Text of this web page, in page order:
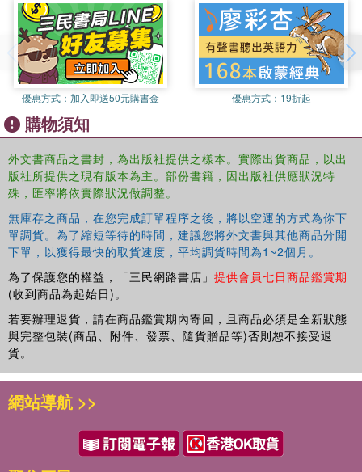
David Nurenberg weaves together narrative from his twenty years
of suburban teaching with relevant research in education and
critical race theory to provide practical, hands-on strategies for
educators dealing with challenges unique to high-powered
suburban, urban and independent schools: affluent myopia, white
fragility, the empathy gap, overinvolved parents, overcautious
administrators and an “if it isn't broke, don't fix it” mentality.
Despite high test scores and college acceptances, many schools
serving affluent white students are indeed broken. Social justice
education for privileged white students is not only critical for our
society, but also for helping those students themselves emerge
from a culture of anxiety and cynicism to find meaning, purpose
and self-confidence as activist allies.
優惠方式： 加入即送50元購書金 優惠方式： 19折起
購物須知
外文書商品之書封，為出版社提供之樣本。實際出貨商品，以出
版社所提供之現有版本為主。部份書籍，因出版社供應狀況特
殊，匯率將依實際狀況做調整。
無庫存之商品，在您完成訂單程序之後，將以空運的方式為你下
單調貨。為了縮短等待的時間，建議您將外文書與其他商品分開
下單，以獲得最快的取貨速度，平均調貨時間為1~2個月。
為了保護您的權益，「三民網路書店」 提供會員七日商品鑑賞期
(收到商品為起始日)。
若要辦理退貨，請在商品鑑賞期內寄回，且商品必須是全新狀態
與完整包裝(商品、附件、發票、隨貨贈品等)否則恕不接受退
貨。
網站導航 >>